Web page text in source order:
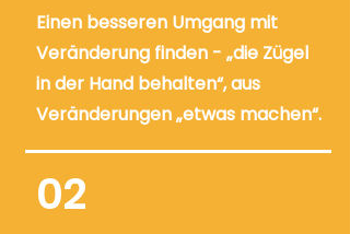
Einen besseren Umgang mit
Veränderung finden - „die Zügel
in der Hand behalten“, aus
Veränderungen „etwas machen“.
02